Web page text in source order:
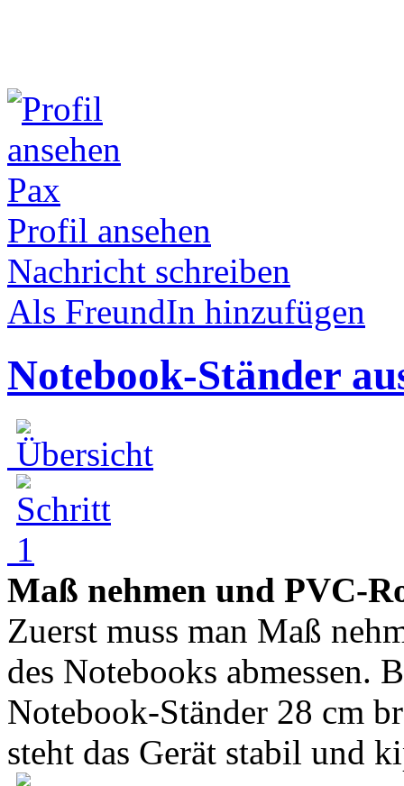
Pax
Profil ansehen
Nachricht schreiben
Als FreundIn hinzufügen
Notebook-Ständer
Maß nehmen und PVC-
Zuerst muss man Maß
des Notebooks abmessen.
Notebook-Ständer 28 cm
steht das Gerät stabil und